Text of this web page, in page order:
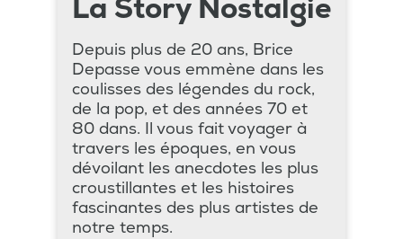
La Story Nostalgie
Depuis plus de 20 ans, Brice
Depasse vous emmène dans les
coulisses des légendes du rock,
de la pop, et des années 70 et
80 dans. Il vous fait voyager à
travers les époques, en vous
dévoilant les anecdotes les plus
croustillantes et les histoires
fascinantes des plus artistes de
notre temps.